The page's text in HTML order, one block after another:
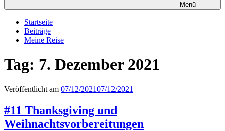
Menü
Startseite
Beiträge
Meine Reise
Tag: 7. Dezember 2021
Veröffentlicht am 07/12/202107/12/2021
#11 Thanksgiving und
Weihnachtsvorbereitungen